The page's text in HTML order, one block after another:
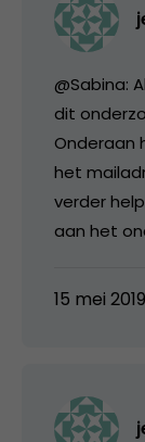
@Sabina:
dit
Onderaan
het
verder
aan het
15 mei